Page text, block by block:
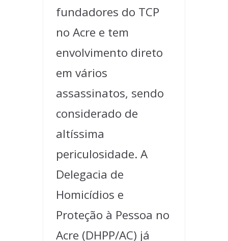
fundadores do TCP
no Acre e tem
envolvimento direto
em vários
assassinatos, sendo
considerado de
altíssima
periculosidade. A
Delegacia de
Homicídios e
Proteção à Pessoa no
Acre (DHPP/AC) já